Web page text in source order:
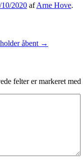
10/2020 afArne Hove.
åbent →
felter er markeret med